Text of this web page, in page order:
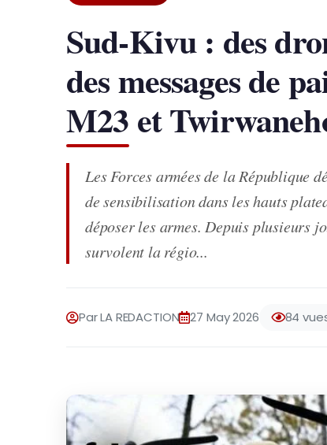
Sud-Kivu : des
des messages de
M23 et
Les Forces armées de la République
de sensibilisation dans les hauts
déposer les armes. Depuis plusieurs
survolent la régio...
Par LA REDACTION 27 May 2026 84